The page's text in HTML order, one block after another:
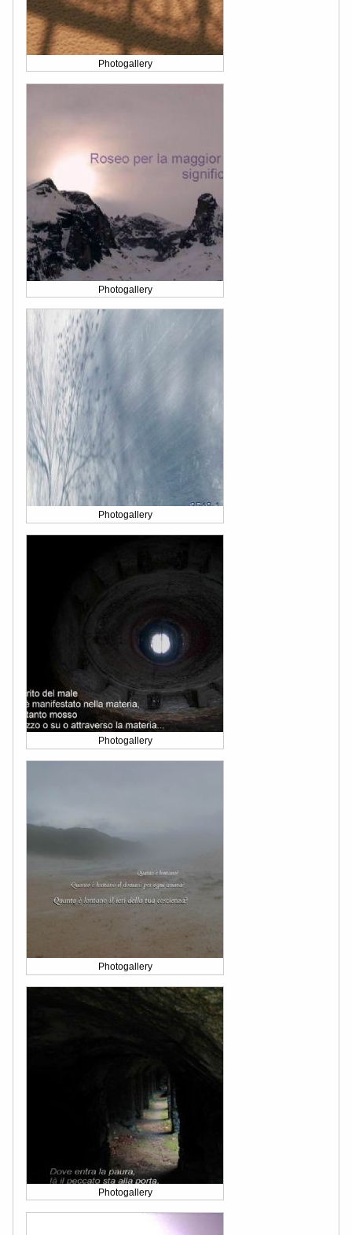
Photogallery
Photogallery
Photogallery
Photogallery
Photogallery
Photogallery